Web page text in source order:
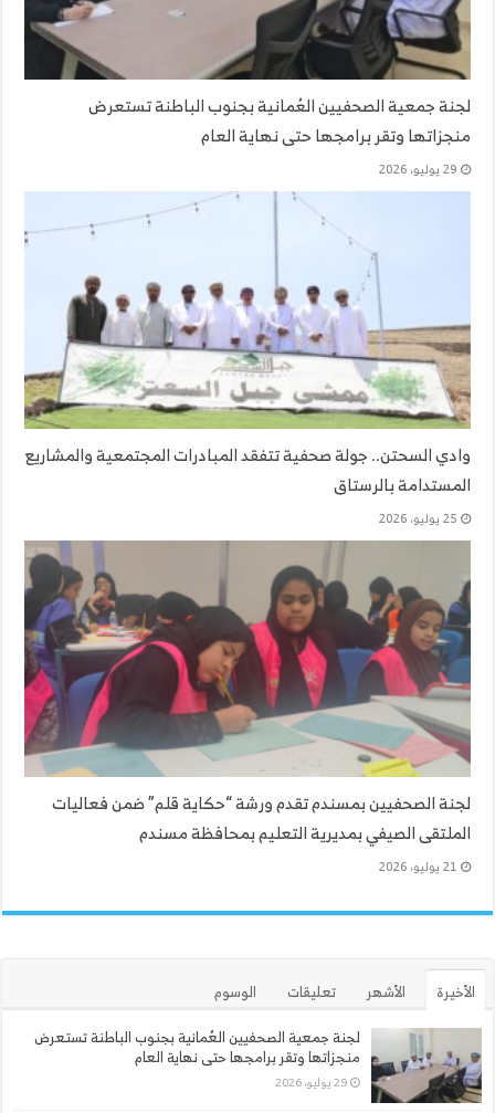
لجنة جمعية الصحفيين العُمانية بجنوب الباطنة تستعرض
منجزاتها وتقر برامجها حتى نهاية العام
29 يوليو، 2026
وادي السحتن.. جولة صحفية تتفقد المبادرات المجتمعية والمشاريع
المستدامة بالرستاق
25 يوليو، 2026
لجنة الصحفيين بمسندم تقدم ورشة “حكاية قلم” ضمن فعاليات
الملتقى الصيفي بمديرية التعليم بمحافظة مسندم
21 يوليو، 2026
الأخيرة الأشهر تعليقات
الوسوم
لجنة جمعية الصحفيين العُمانية بجنوب الباطنة تستعرض
منجزاتها وتقر برامجها حتى نهاية العام
29 يوليو، 2026